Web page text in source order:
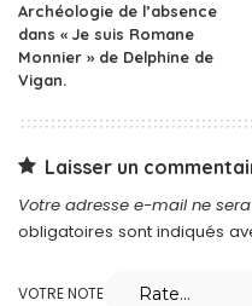
Archéologie de l’absence
dans « Je suis Romane
Monnier » de Delphine de
Vigan.
Laisser un
Votre adresse e-mail ne
obligatoires sont indiqués
VOTRE NOTE